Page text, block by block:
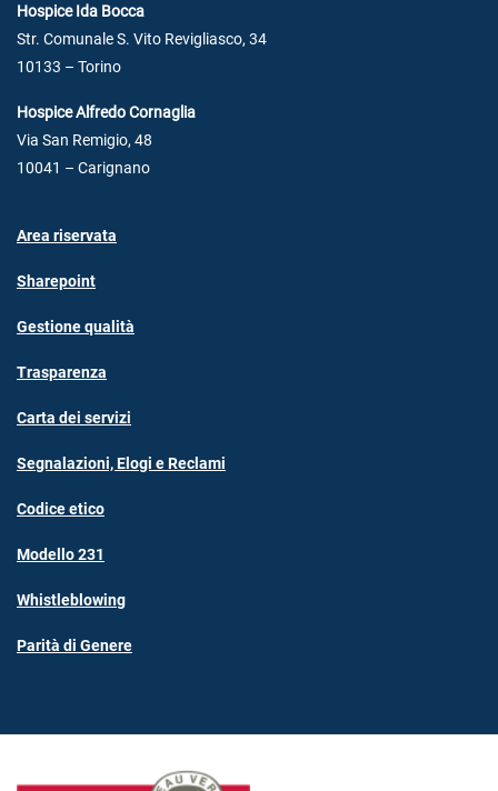
Hospice Ida Bocca
Str. Comunale S. Vito Revigliasco, 34
10133 – Torino
Hospice Alfredo Cornaglia
Via San Remigio, 48
10041 – Carignano
Area riservata
Sharepoint
Gestione qualità
Trasparenza
Carta dei servizi
Segnalazioni, Elogi e Reclami
Codice etico
Modello 231
Whistleblowing
Parità di Genere